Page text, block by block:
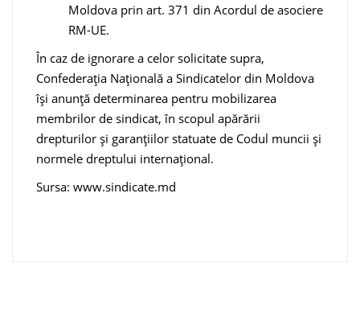
Moldova prin art. 371 din Acordul de asociere
RM-UE.
În caz de ignorare a celor solicitate supra,
Confederația Națională a Sindicatelor din Moldova
își anunță determinarea pentru mobilizarea
membrilor de sindicat, în scopul apărării
drepturilor și garanțiilor statuate de Codul muncii și
normele dreptului internațional.
Sursa: www.sindicate.md